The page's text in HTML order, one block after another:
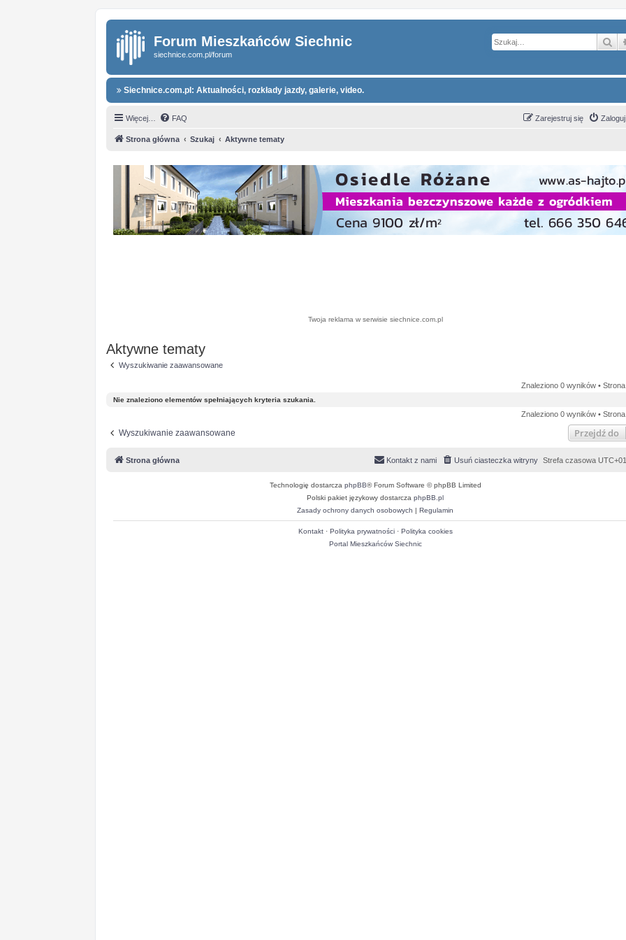
Forum Mieszkańców Siechnic
siechnice.com.pl/forum
Siechnice.com.pl: Aktualności, rozkłady jazdy, galerie, video.
Więcej… FAQ Zarejestruj się
Strona główna Szukaj Aktywne tematy
Twoja reklama w serwisie siechnice.com.pl
Aktywne tematy
Wyszukiwanie zaawansowane
Znaleziono 0 wyników • Strona
Nie znaleziono elementów spełniających kryteria szukania.
Znaleziono 0 wyników • Strona
Wyszukiwanie zaawansowane Przejdź do
Strona główna Strefa czasowa
Usuń ciasteczka witryny
Kontakt z nami
Technologię dostarcza phpBB® Forum Software © phpBB Limited
Polski pakiet językowy dostarcza phpBB.pl
Zasady ochrony danych osobowych | Regulamin
Kontakt· Polityka prywatności· Polityka cookies
Portal Mieszkańców Siechnic